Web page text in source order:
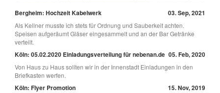
Bergheim: Hochzeit Kabelwerk 03. Sep, 2021
Als Kellner musste ich stets für Ordnung und Sauberkeit achten.
Speisen aufgeräumt Gläser eingesammelt und an der Bar Getränke
verteilt.
Köln: 05.02.2020 Einladungsverteilung für nebenan.de 05. Feb, 2020
Von Haus zu Haus sollten wir in der Innenstadt Einladungen in den
Briefkasten werfen.
Köln: Flyer Promotion 15. Nov, 2019